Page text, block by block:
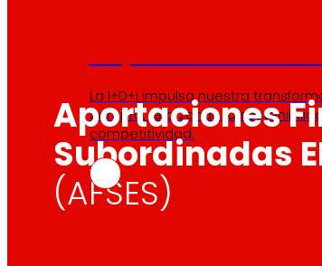
La l+D+i impulsa nuestra
compra, reforzando la
competitividad.
Aportaciones
Subordinadas
(AFSES)